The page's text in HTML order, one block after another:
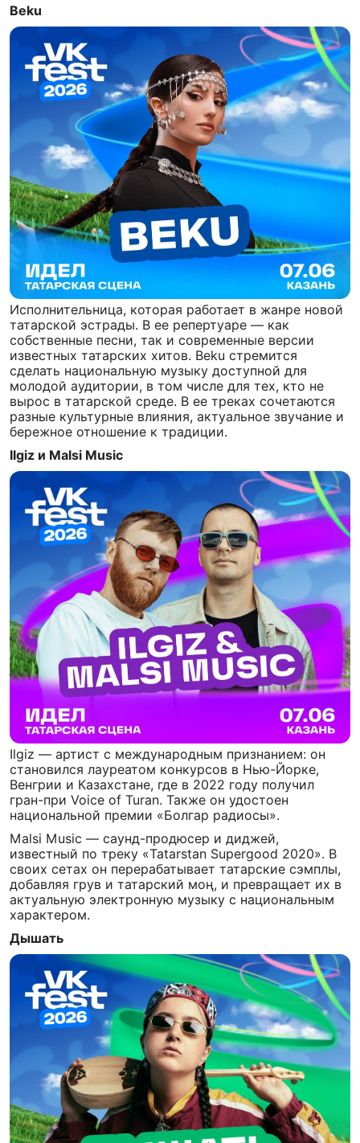
Beku
Исполнительница, которая работает в жанре новой
татарской эстрады. В ее репертуаре — как
собственные песни, так и современные версии
известных татарских хитов. Beku стремится
сделать национальную музыку доступной для
молодой аудитории, в том числе для тех, кто не
вырос в татарской среде. В ее треках сочетаются
разные культурные влияния, актуальное звучание и
бережное отношение к традиции.
Ilgiz и Malsi Music
Ilgiz — артист с международным признанием: он
становился лауреатом конкурсов в Нью-Йорке,
Венгрии и Казахстане, где в 2022 году получил
гран-при Voice of Turan. Также он удостоен
национальной премии «Болгар радиосы».
Malsi Music — саунд-продюсер и диджей,
известный по треку «Tatarstan Supergood 2020». В
своих сетах он перерабатывает татарские сэмплы,
добавляя грув и татарский моң, и превращает их в
актуальную электронную музыку с национальным
характером.
Дышать